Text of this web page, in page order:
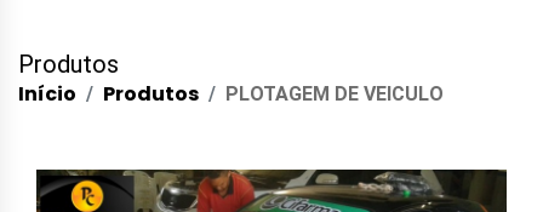
Produtos
Início Produtos PLOTAGEM DE VEICULO